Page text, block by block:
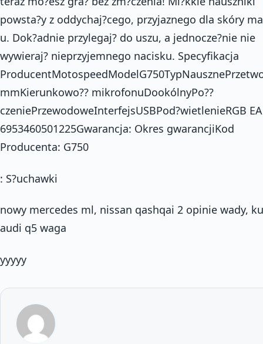
powsta?y z oddychaj?cego, przyjaznego dla skóry
u. Dok?adnie przylegaj? do uszu, a jednocze?nie nie
wywieraj? nieprzyjemnego nacisku. Specyfikacja
mmKierunkowo?? mikrofonuDookólnyPo??
czeniePrzewodoweInterfejsUSBPod?wietlenieRGB
6953460501225Gwarancja: Okres gwarancjiKod
Producenta: G750
: S?uchawki
nowy mercedes ml, nissan qashqai 2 opinie wady,
audi q5 waga
yyyyy